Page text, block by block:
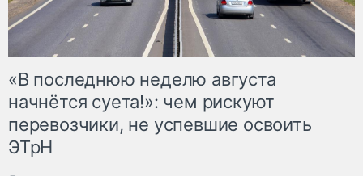
«В последнюю неделю августа
начнётся суета!»: чем рискуют
перевозчики, не успевшие освоить
ЭТрН